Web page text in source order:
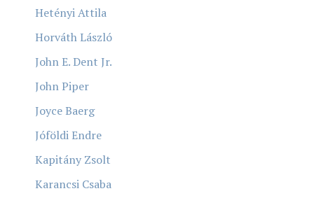
Hetényi Attila
Horváth László
John E. Dent Jr.
John Piper
Joyce Baerg
Jóföldi Endre
Kapitány Zsolt
Karancsi Csaba